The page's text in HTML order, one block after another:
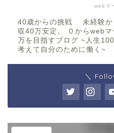
webマ
40歳からの挑戦 未経験か
収40万安定。 ０からweb
万を目指すブログ ~人生
考えて自分のために働く~
＼